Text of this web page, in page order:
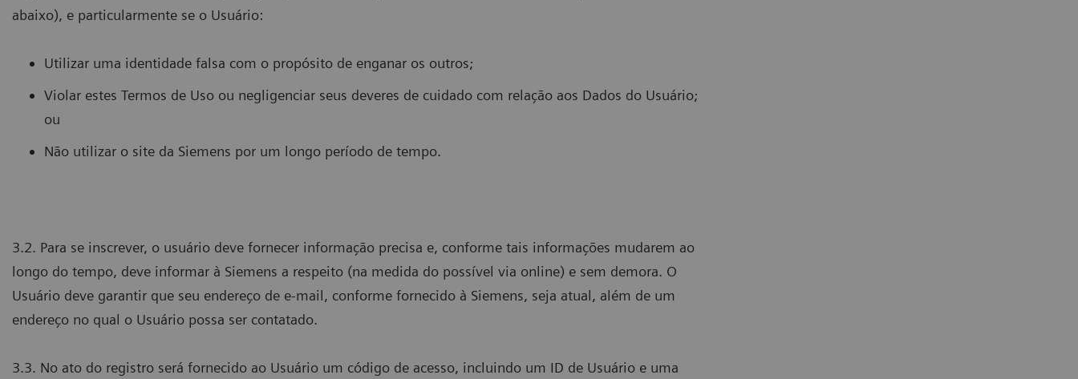
abaixo), e particularmente se o Usuário:
Utilizar uma identidade falsa com o propósito de enganar os outros;
Violar estes Termos de Uso ou negligenciar seus deveres de cuidado com relação aos Dados do Usuário;
ou
Não utilizar o site da Siemens por um longo período de tempo.
3.2. Para se inscrever, o usuário deve fornecer informação precisa e, conforme tais informações mudarem ao
longo do tempo, deve informar à Siemens a respeito (na medida do possível via online) e sem demora. O
Usuário deve garantir que seu endereço de e-mail, conforme fornecido à Siemens, seja atual, além de um
endereço no qual o Usuário possa ser contatado.
3.3. No ato do registro será fornecido ao Usuário um código de acesso, incluindo um ID de Usuário e uma